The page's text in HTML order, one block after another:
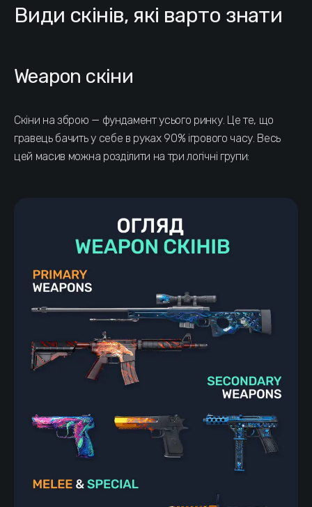
Види скінів, які варто знати
Weapon скіни
Скіни на зброю — фундамент усього ринку. Це те, що
гравець бачить у себе в руках 90% ігрового часу. Весь
цей масив можна розділити на три логічні групи: